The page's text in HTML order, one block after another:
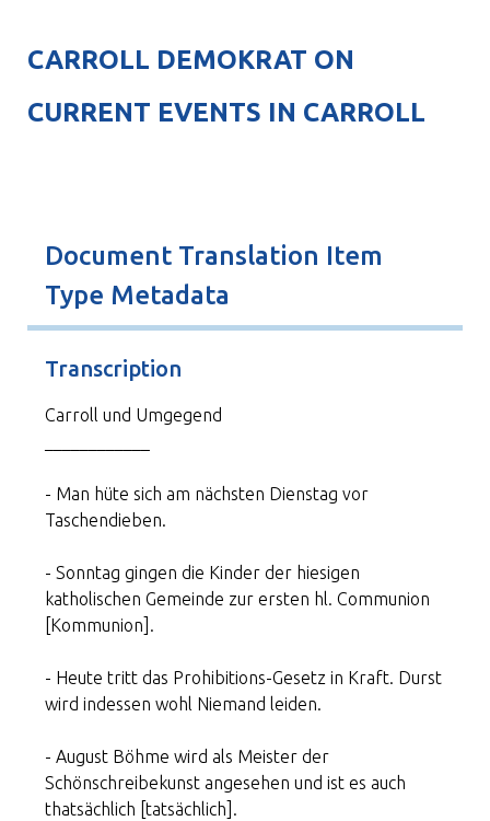
CARROLL DEMOKRAT ON
CURRENT EVENTS IN CARROLL
Document Translation Item
Type Metadata
Transcription
Carroll und Umgegend
- Man hüte sich am nächsten Dienstag vor
Taschendieben.
- Sonntag gingen die Kinder der hiesigen
katholischen Gemeinde zur ersten hl. Communion
[Kommunion].
- Heute tritt das Prohibitions-Gesetz in Kraft. Durst
wird indessen wohl Niemand leiden.
- August Böhme wird als Meister der
Schönschreibekunst angesehen und ist es auch
thatsächlich [tatsächlich].